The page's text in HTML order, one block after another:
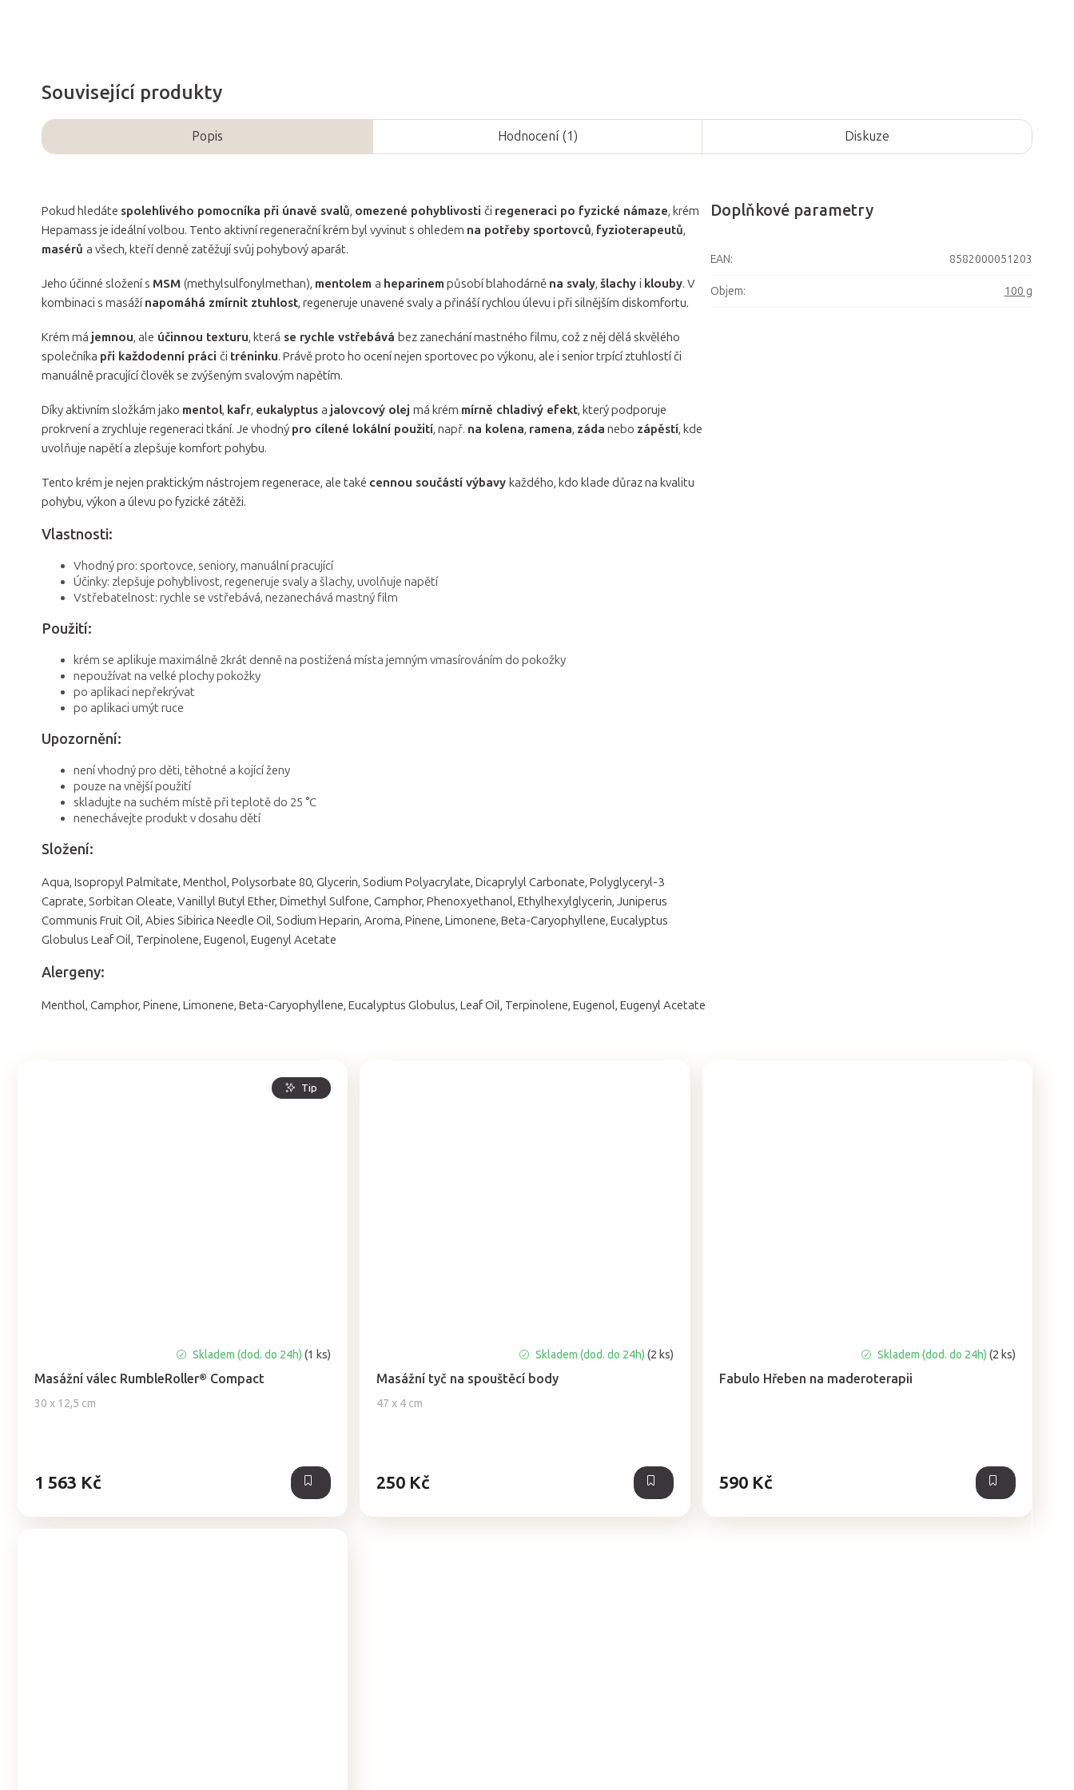
Související produkty
Tip
Masážní válec RumbleRoller® Compact
30 x 12,5 cm
Skladem (dod. do 24h)(1 ks)
1 563 Kč
Masážní tyč na spouštěcí body
47 x 4 cm
hodnocení
produktu
je
Skladem (dod. do 24h) (2 ks)
250 Kč
Fabulo Hřeben na maderoterapii
Skladem (dod. do 24h) (2 ks)
590 Kč
Popis Hodnocení (1) Diskuze
Pokud hledáte spolehlivého pomocníka při únavě svalů, omezené pohyblivosti či regeneraci po fyzické námaze, krém
Hepamass je ideální volbou. Tento aktivní regenerační krém byl vyvinut s ohledem na potřeby sportovců, fyzioterapeutů,
masérů a všech, kteří denně zatěžují svůj pohybový aparát.
Jeho účinné složení s MSM (methylsulfonylmethan), mentolem a heparinem působí blahodárně na svaly, šlachy i klouby. V
kombinaci s masážínapomáhá zmírnit ztuhlost, regeneruje unavené svaly a přináší rychlou úlevu i při silnějším diskomfortu.
Krém má jemnou, ale účinnou texturu, která se rychle vstřebává bez zanechání mastného filmu, což z něj dělá skvělého
společníka při každodenní práci či tréninku. Právě proto ho ocení nejen sportovec po výkonu, ale i senior trpící ztuhlostí či
manuálně pracující člověk se zvýšeným svalovým napětím.
Díky aktivním složkám jako mentol, kafr, eukalyptus a jalovcový olej má krém mírně chladivý efekt, který podporuje
prokrvení a zrychluje regeneraci tkání. Je vhodný pro cílené lokální použití, např. na kolena, ramena, záda nebo zápěstí, kde
uvolňuje napětí a zlepšuje komfort pohybu.
Tento krém je nejen praktickým nástrojem regenerace, ale také cennou součástí výbavy každého, kdo klade důraz na kvalitu
pohybu, výkon a úlevu po fyzické zátěži.
Vlastnosti:
Vhodný pro: sportovce, seniory, manuální pracující
Účinky: zlepšuje pohyblivost, regeneruje svaly a šlachy, uvolňuje napětí
Vstřebatelnost: rychle se vstřebává, nezanechává mastný film
Použití:
krém se aplikuje maximálně 2krát denně na postižená místa jemným vmasírováním do pokožky
nepoužívat na velké plochy pokožky
po aplikaci nepřekrývat
po aplikaci umýt ruce
Upozornění:
není vhodný pro děti, těhotné a kojící ženy
pouze na vnější použití
skladujte na suchém místě při teplotě do 25 °C
nenechávejte produkt v dosahu dětí
Složení:
Aqua, Isopropyl Palmitate, Menthol, Polysorbate 80, Glycerin, Sodium Polyacrylate, Dicaprylyl Carbonate, Polyglyceryl-3
Caprate, Sorbitan Oleate, Vanillyl Butyl Ether, Dimethyl Sulfone, Camphor, Phenoxyethanol, Ethylhexylglycerin, Juniperus
Communis Fruit Oil, Abies Sibirica Needle Oil, Sodium Heparin, Aroma, Pinene, Limonene, Beta-Caryophyllene, Eucalyptus
Globulus Leaf Oil, Terpinolene, Eugenol, Eugenyl Acetate
Alergeny:
Menthol, Camphor, Pinene, Limonene, Beta-Caryophyllene, Eucalyptus Globulus, Leaf Oil, Terpinolene, Eugenol, Eugenyl Acetate
Doplňkové parametry
EAN: 8582000051203
Objem: 100 g